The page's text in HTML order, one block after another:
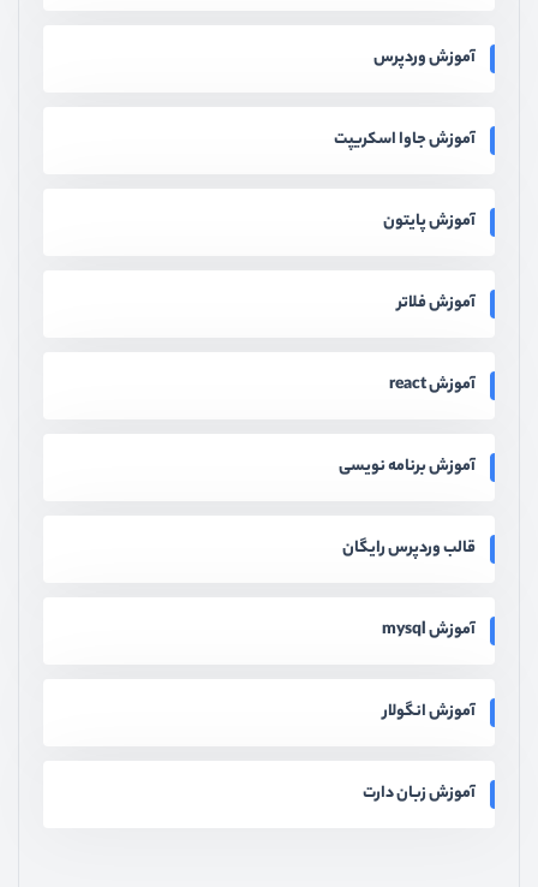
آموزش وردپرس
آموزش جاوا اسکریپت
آموزش پایتون
آموزش فلاتر
آموزش react
آموزش برنامه نویسی
قالب وردپرس رایگان
آموزش mysql
آموزش انگولار
آموزش زبان دارت